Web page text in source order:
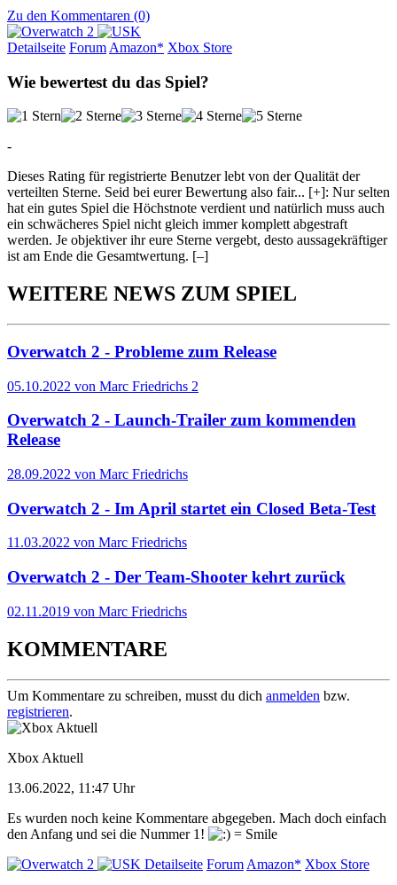
Zu den Kommentaren (0)
Detailseite Forum Amazon* Xbox Store
Wie bewertest du das Spiel?
-
Dieses Rating für registrierte Benutzer lebt von der Qualität der
verteilten Sterne. Seid bei eurer Bewertung also fair... [+]: Nur selten
hat ein gutes Spiel die Höchstnote verdient und natürlich muss auch
ein schwächeres Spiel nicht gleich immer komplett abgestraft
werden. Je objektiver ihr eure Sterne vergebt, desto aussagekräftiger
ist am Ende die Gesamtwertung. [–]
WEITERE NEWS ZUM SPIEL
Overwatch 2 - Probleme zum Release
05.10.2022 von Marc Friedrichs 2
Overwatch 2 - Launch-Trailer zum kommenden
Release
28.09.2022 von Marc Friedrichs
Overwatch 2 - Im April startet ein Closed Beta-Test
11.03.2022 von Marc Friedrichs
Overwatch 2 - Der Team-Shooter kehrt zurück
02.11.2019 von Marc Friedrichs
KOMMENTARE
Um Kommentare zu schreiben, musst du dich anmelden bzw.
registrieren.
Xbox Aktuell
13.06.2022, 11:47 Uhr
Es wurden noch keine Kommentare abgegeben. Mach doch einfach
den Anfang und sei die Nummer 1!
Detailseite Forum Amazon* Xbox Store